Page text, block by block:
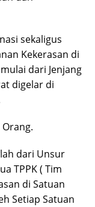
sekaligus
Kekerasan di
dari Jenjang
digelar di
dari Unsur
TPPK ( Tim
di Satuan
Setiap Satuan